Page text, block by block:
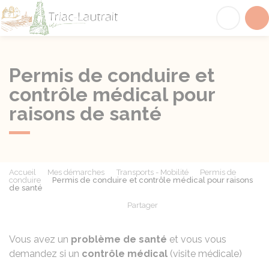
Permis de conduire et
contrôle médical pour
raisons de santé
Accueil Mes démarches Transports - Mobilité
Permis de
conduire
Permis de conduire et contrôle médical pour raisons
de santé
Partager
Vous avez un problème de santé et vous vous
demandez si un contrôle médical (visite médicale)